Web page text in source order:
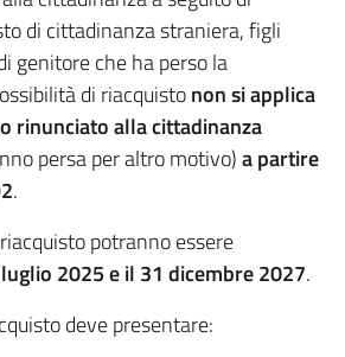
di cittadinanza straniera, figli
genitore che ha perso la
di riacquistonon si applica
rinunciato alla cittadinanza
persa per altro motivo)a partire
.
potranno essere
2025 e il 31 dicembre 2027.
deve presentare: